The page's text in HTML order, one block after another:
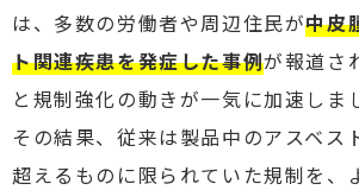
は、多数の労働者や周辺住民が中皮
ト関連疾患を発症した事例が報道さ
と規制強化の動きが一気に加速しま
その結果、従来は製品中のアスベス
超えるものに限られていた規制を、